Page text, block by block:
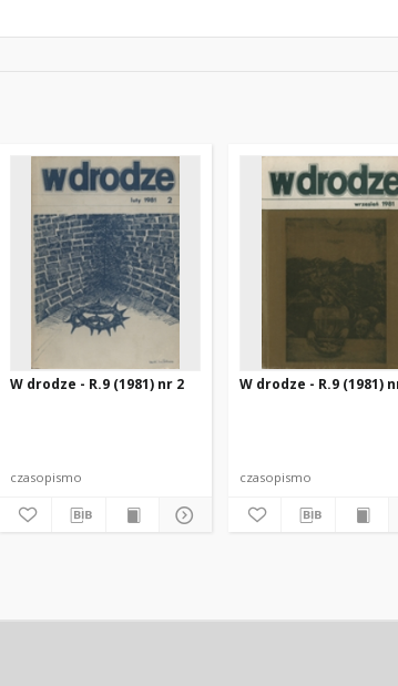
W drodze - R.9 (1981) nr 2
czasopismo
W drodze - R.9 (1981)
czasopismo